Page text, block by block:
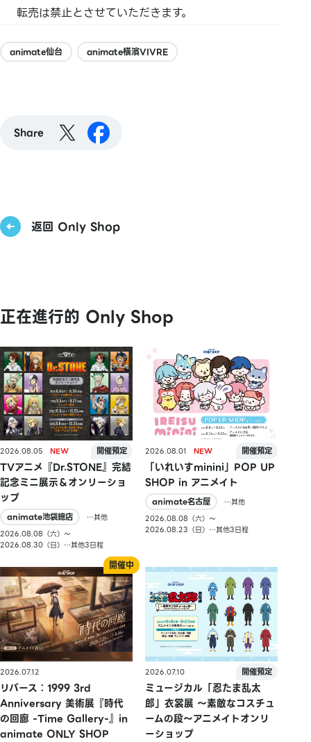
転売は禁止とさせていただきます。
animate仙台 animate橫濱VIVRE
Share
返回 Only Shop
正在進行的 Only Shop
2026.08.05
TVアニメ『Dr.STONE』完結
記念ミニ展示＆オンリーショ
ップ
animate池袋總店
…其他
2026.08.08（六）〜
2026.08.30（日）…其他3日程
2026.08.01
「いれいすminini」POP UP
SHOP in アニメイト
animate名古屋
…其他
2026.08.08（六）〜
2026.08.23（日）…其他3日程
2026.07.12
リバース：1999 3rd
Anniversary 美術展『時代
の回廊 -Time Gallery-』in
animate ONLY SHOP
2026.07.10
ミュージカル「忍たま乱太
郎」衣裳展 ～素敵なコスチュ
ームの段～アニメイトオンリ
ーショップ